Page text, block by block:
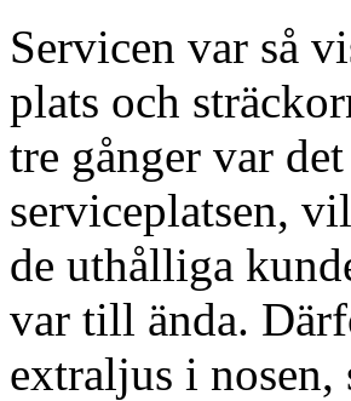
Servicen var så
plats och
tre gånger var
serviceplatsen,
de uthålliga
var till ända.
extraljus i